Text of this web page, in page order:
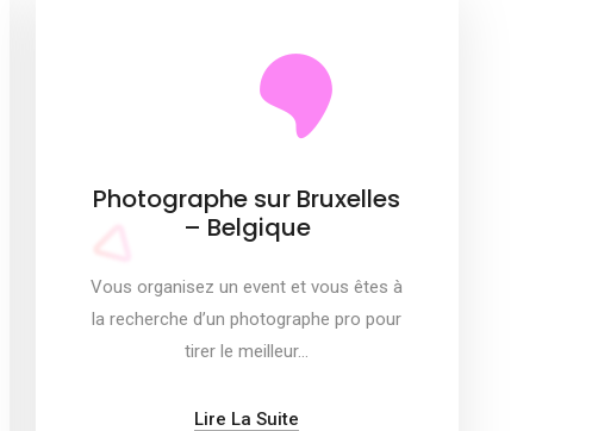
Photographe sur Bruxelles
– Belgique
Vous organisez un event et vous êtes à
la recherche d’un photographe pro pour
tirer le meilleur…
Lire La Suite